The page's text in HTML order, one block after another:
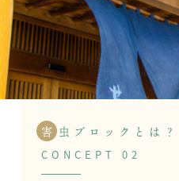
害虫ブロックとは？
CONCEPT 02